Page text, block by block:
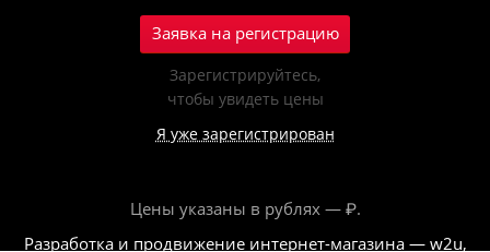
Заявка на регистрацию
Зарегистрируйтесь,
чтобы увидеть цены
Я уже зарегистрирован
Цены указаны в рублях — ₽.
Разработка и продвижение интернет-магазина — w2u,